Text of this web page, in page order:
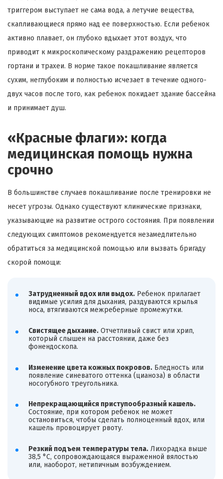
триггером выступает не сама вода, а летучие вещества,
скапливающиеся прямо над ее поверхностью. Если ребенок
активно плавает, он глубоко вдыхает этот воздух, что
приводит к микроскопическому раздражению рецепторов
гортани и трахеи. В норме такое покашливание является
сухим, неглубоким и полностью исчезает в течение одного-
двух часов после того, как ребенок покидает здание бассейна
и принимает душ.
«Красные флаги»: когда
медицинская помощь нужна
срочно
В большинстве случаев покашливание после тренировки не
несет угрозы. Однако существуют клинические признаки,
указывающие на развитие острого состояния. При появлении
следующих симптомов рекомендуется незамедлительно
обратиться за медицинской помощью или вызвать бригаду
скорой помощи:
Затрудненный вдох или выдох.Ребенок прилагает
видимые усилия для дыхания, раздуваются крылья
носа, втягиваются межреберные промежутки.
Свистящее дыхание.Отчетливый свист или хрип,
который слышен на расстоянии, даже без
фонендоскопа.
Изменение цвета кожных покровов.Бледность или
появление синеватого оттенка (цианоза) в области
носогубного треугольника.
Непрекращающийся приступообразный кашель.
Состояние, при котором ребенок не может
остановиться, чтобы сделать полноценный вдох, или
кашель провоцирует рвоту.
Резкий подъем температуры тела.Лихорадка выше
38,5 °C, сопровождающаяся выраженной вялостью
или, наоборот, нетипичным возбуждением.